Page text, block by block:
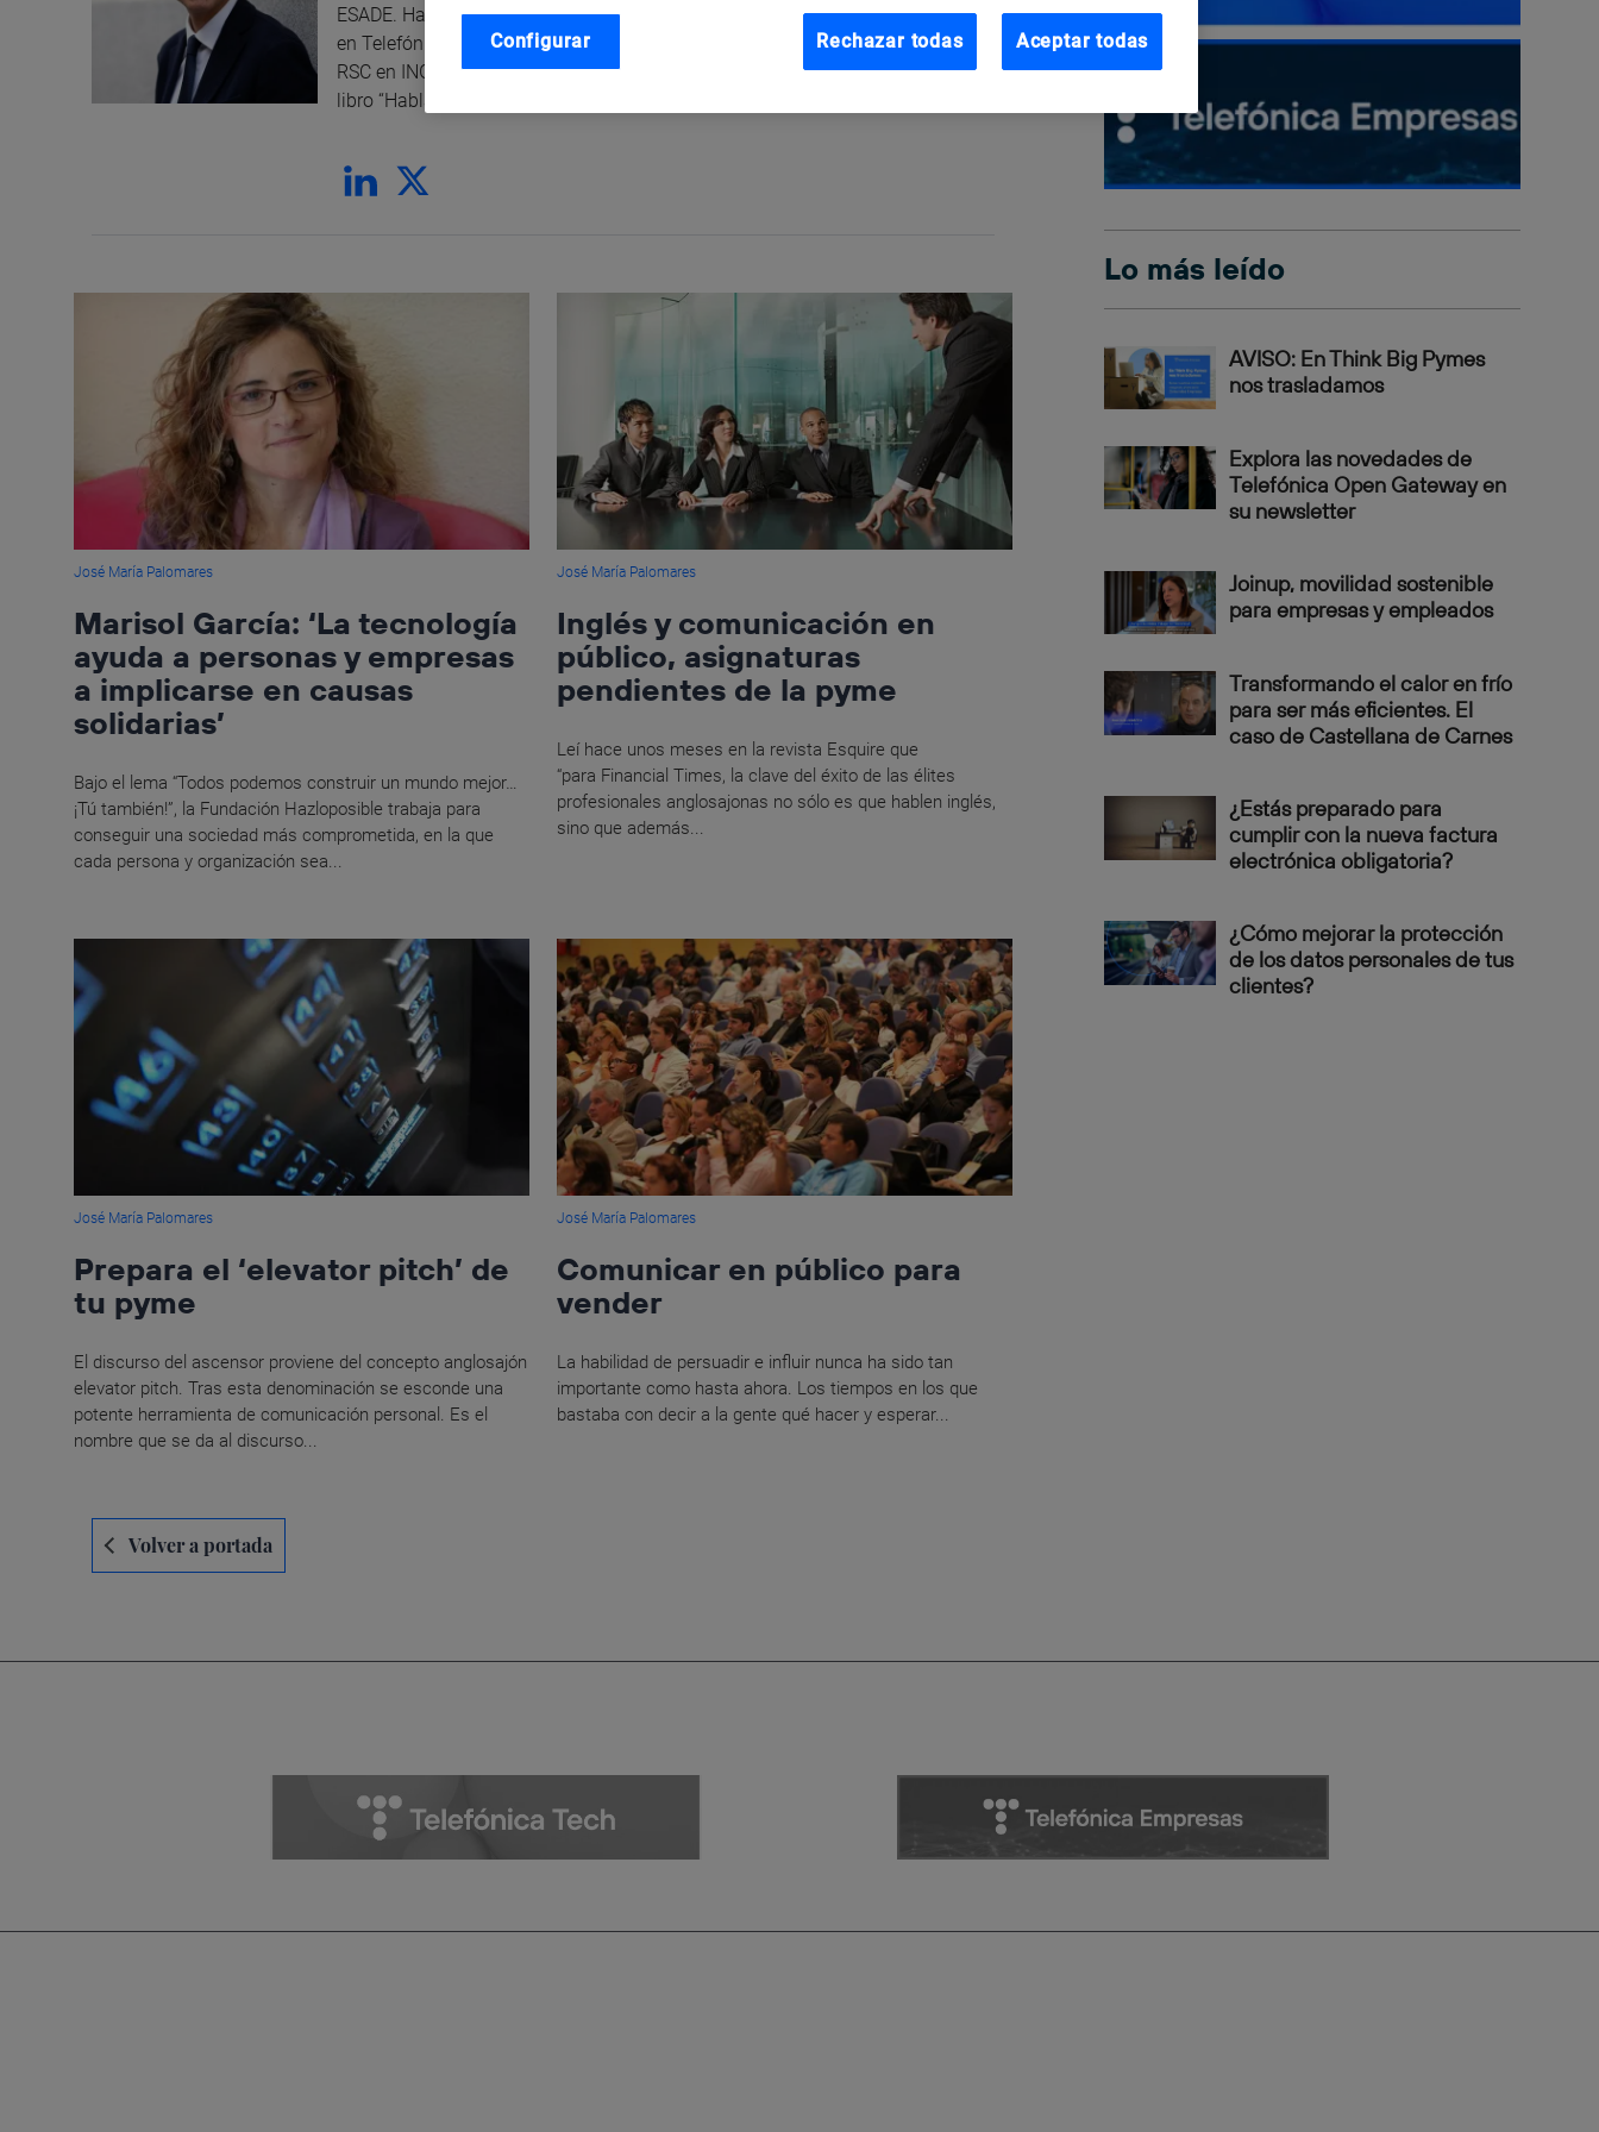
ESADE. Ha trabajado como gerente de Comunicación y Marketing Relacional
en Telefónica y actualmente trabaja como director de Comunicación, RRPP y
RSC en ING Direct. Es profesor asociado en el
Instituto de Empresay autor del
libro “Hablar en público en una semana”.
José María Palomares
Marisol García: ‘La tecnología
ayuda a personas y empresas
a implicarse en causas
solidarias’
Bajo el lema “Todos podemos construir un mundo mejor…
¡Tú también!”, la Fundación Hazloposible trabaja para
conseguir una sociedad más comprometida, en la que
cada persona y organización sea...
José María Palomares
Inglés y comunicación en
público, asignaturas
pendientes de la pyme
Leí hace unos meses en la revista Esquire que
“para Financial Times, la clave del éxito de las élites
profesionales anglosajonas no sólo es que hablen inglés,
sino que además...
José María Palomares
Prepara el ‘elevator pitch’ de
tu pyme
El discurso del ascensor proviene del concepto anglosajón
elevator pitch. Tras esta denominación se esconde una
potente herramienta de comunicación personal. Es el
nombre que se da al discurso...
José María Palomares
Comunicar en público para
vender
La habilidad de persuadir e influir nunca ha sido tan
importante como hasta ahora. Los tiempos en los que
bastaba con decir a la gente qué hacer y esperar...
Navegación
de Volver a portada
Lo más leído
AVISO: En Think Big Pymes
nos trasladamos
Explora las novedades de
Telefónica Open Gateway en
su newsletter
Joinup, movilidad sostenible
para empresas y empleados
Transformando el calor en frío
para ser más eficientes. El
caso de Castellana de Carnes
¿Estás preparado para
cumplir con la nueva factura
electrónica obligatoria?
¿Cómo mejorar la protección
de los datos personales de tus
clientes?
Rechazar todas Aceptar todas
Configurar